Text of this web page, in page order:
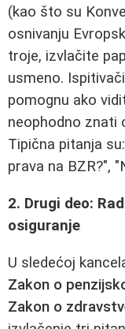
(kao što su
osnivanju
troje, izvlačite
usmeno.
pomognu ako
neophodno znati
Tipična pitanja
prava na BZR?",
2. Drugi deo:
osiguranje
U sledećoj
Zakon o
Zakon o